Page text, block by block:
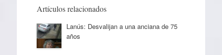
Artículos relacionados
Lanús: Desvalijan a una anciana de 75
años